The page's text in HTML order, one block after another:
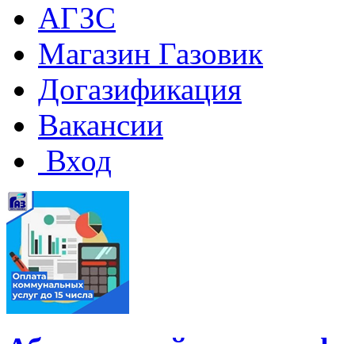
АГЗС
Магазин Газовик
Догазификация
Вакансии
Вход